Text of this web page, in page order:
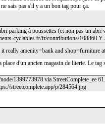
sais pas s'il y a un bon tag pour ça.
parking à poussettes (et non pas un abri
cyclables.fr/fr/contributions/108860 Y
really amenity=bank and shop=furniture
d'un ancien magasin de literie. Le
1399773978 via StreetComplete_ee
streetcomplete.app/p/284564.jpg